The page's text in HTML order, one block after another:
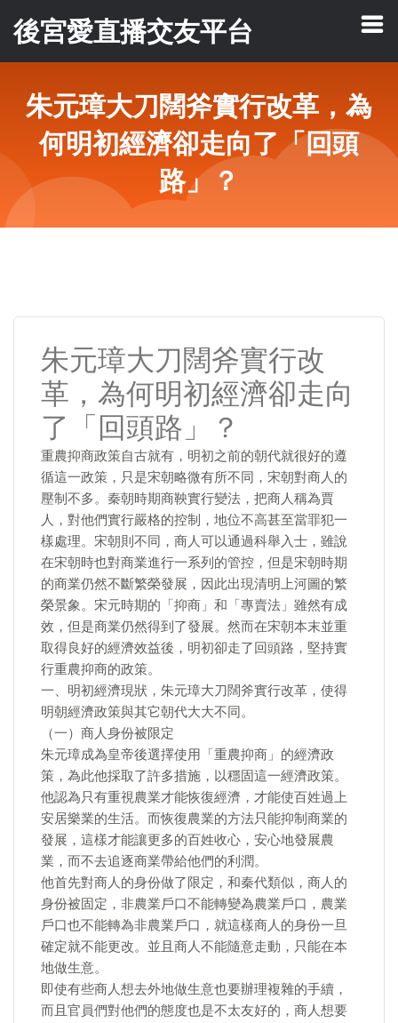
後宮愛直播交友平台
朱元璋大刀闊斧實行改革，為
何明初經濟卻走向了「回頭
路」？
朱元璋大刀闊斧實行改
革，為何明初經濟卻走向
了「回頭路」？
重農抑商政策自古就有，明初之前的朝代就很好的遵
循這一政策，只是宋朝略微有所不同，宋朝對商人的
壓制不多。秦朝時期商鞅實行變法，把商人稱為賈
人，對他們實行嚴格的控制，地位不高甚至當罪犯一
樣處理。宋朝則不同，商人可以通過科舉入士，雖說
在宋朝時也對商業進行一系列的管控，但是宋朝時期
的商業仍然不斷繁榮發展，因此出現清明上河圖的繁
榮景象。宋元時期的「抑商」和「專賣法」雖然有成
效，但是商業仍然得到了發展。然而在宋朝本末並重
取得良好的經濟效益後，明初卻走了回頭路，堅持實
行重農抑商的政策。
一、明初經濟現狀，朱元璋大刀闊斧實行改革，使得
明朝經濟政策與其它朝代大大不同。
（一）商人身份被限定
朱元璋成為皇帝後選擇使用「重農抑商」的經濟政
策，為此他採取了許多措施，以穩固這一經濟政策。
他認為只有重視農業才能恢復經濟，才能使百姓過上
安居樂業的生活。而恢復農業的方法只能抑制商業的
發展，這樣才能讓更多的百姓收心，安心地發展農
業，而不去追逐商業帶給他們的利潤。
他首先對商人的身份做了限定，和秦代類似，商人的
身份被固定，非農業戶口不能轉變為農業戶口，農業
戶口也不能轉為非農業戶口，就這樣商人的身份一旦
確定就不能更改。並且商人不能隨意走動，只能在本
地做生意。
即使有些商人想去外地做生意也要辦理複雜的手續，
而且官員們對他們的態度也是不太友好的，商人想要